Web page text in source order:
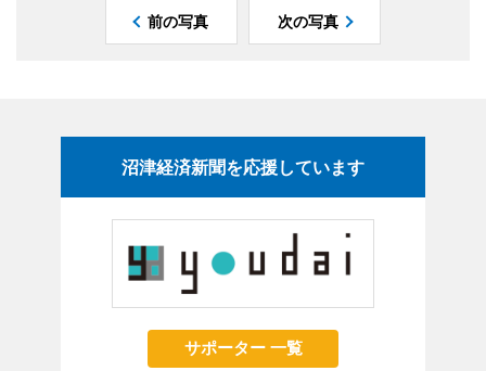
前の写真 次の写真
沼津経済新聞を応援しています
サポーター 一覧